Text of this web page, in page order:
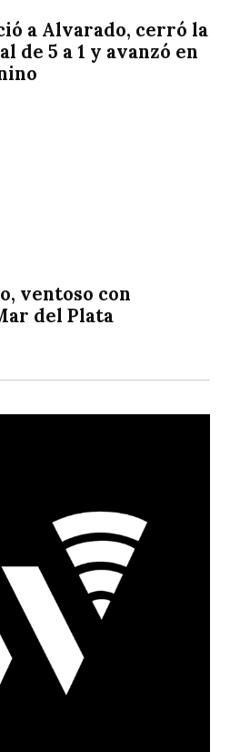
a Alvarado, cerró la
de 5 a 1 y avanzó en
ventoso con
del Plata